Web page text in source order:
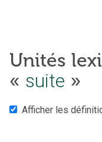
Unités
« suite »
Afficher les